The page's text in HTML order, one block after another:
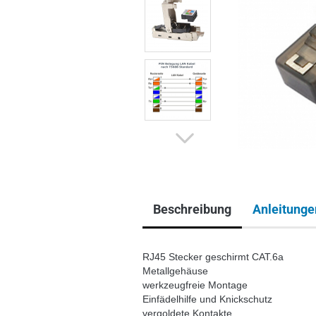
Beschreibung
RJ45 Stecker geschirmt CAT.6a
Metallgehäuse
werkzeugfreie Montage
Einfädelhilfe und Knickschutz
vergoldete Kontakte